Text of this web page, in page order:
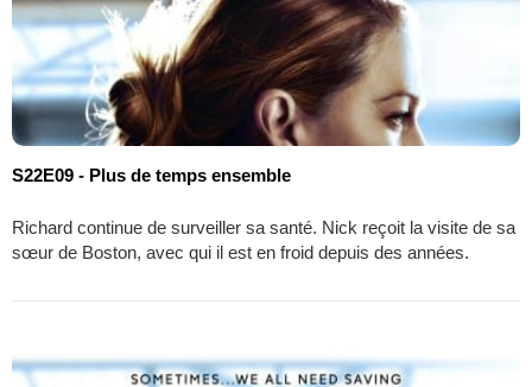
S22E09 - Plus de temps ensemble
Richard continue de surveiller sa santé. Nick reçoit la visite de sa
sœur de Boston, avec qui il est en froid depuis des années.